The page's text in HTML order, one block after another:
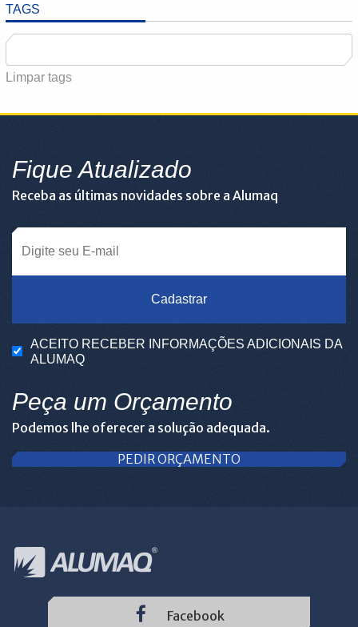
TAGS
Limpar tags
Fique Atualizado
Receba as últimas novidades sobre a Alumaq
Cadastrar
ACEITO RECEBER INFORMAÇÕES ADICIONAIS DA
ALUMAQ
Peça um Orçamento
Podemos lhe oferecer a solução adequada.
PEDIR ORÇAMENTO
Facebook